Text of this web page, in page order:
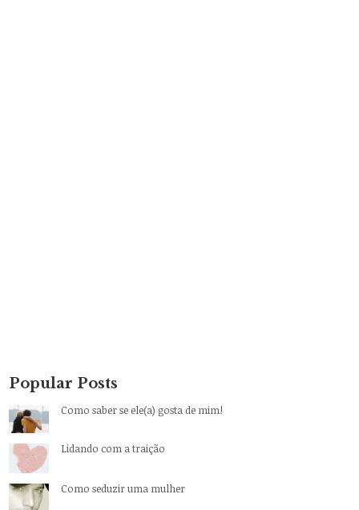
Popular Posts
Como saber se ele(a) gosta de mim!
Lidando com a traição
Como seduzir uma mulher